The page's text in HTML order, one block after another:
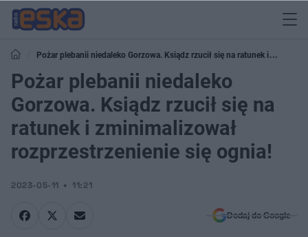
Pożar plebanii niedaleko Gorzowa. Ksiądz rzucił się na ratunek i
zminimalizował rozprzestrzenienie się ognia!
Pożar plebanii niedaleko
Gorzowa. Ksiądz rzucił się na
ratunek i zminimalizował
rozprzestrzenienie się ognia!
2023-05-11 11:21
Dodaj do Google